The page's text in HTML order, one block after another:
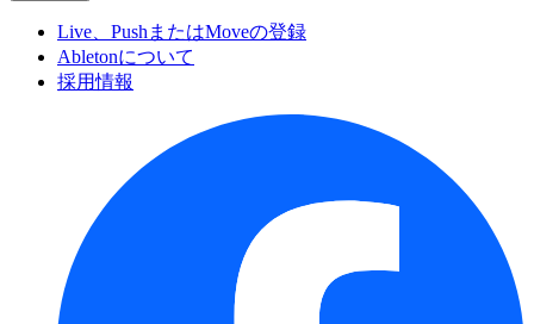
Live、PushまたはMoveの登録
Abletonについて
採用情報